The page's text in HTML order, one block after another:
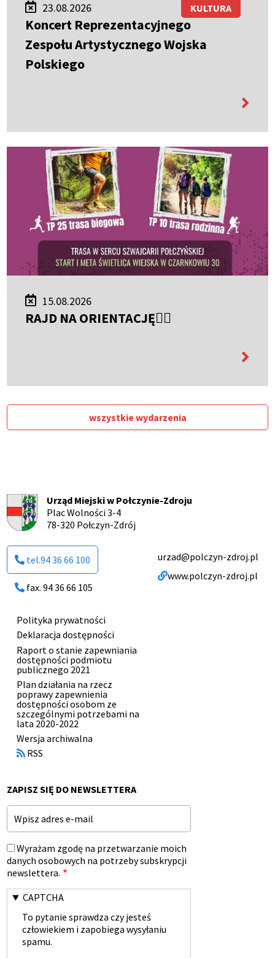
23.08.2026 KULTURA
Koncert Reprezentacyjnego
Zespołu Artystycznego Wojska
Polskiego
więcej
15.08.2026
RAJD NA ORIENTACJĘ🚶‍♀️
więcej
wszystkie wydarzenia
Urząd Miejski w Połczynie-Zdroju
Plac Wolności 3-4
78-320 Połczyn-Zdrój
tel.94 36 66 100
fax. 94 36 66 105
urzad@polczyn-zdroj.pl
www.polczyn-zdroj.pl
Menu
stopki
Polityka prywatności
Deklaracja dostępności
Raport o stanie zapewniania
dostępności podmiotu
publicznego 2021
Plan działania na rzecz
poprawy zapewnienia
dostępności osobom ze
szczególnymi potrzebami na
lata 2020-2022
Otworzy
się
w
Wersja archiwalna
RSS
ZAPISZ SIĘ DO NEWSLETTERA
Email
Wyrażam zgodę na przetwarzanie moich
danych osobowych na potrzeby subskrypcji
newslettera.
CAPTCHA
To pytanie sprawdza czy jesteś
człowiekiem i zapobiega wysyłaniu
spamu.